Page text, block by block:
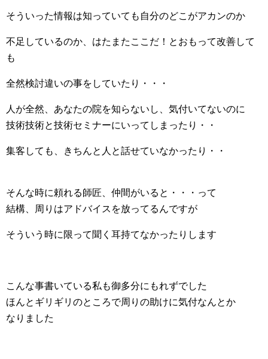
そういった情報は知っていても自分のどこがアカンのか
不足しているのか、はたまたここだ！とおもって改善して
も
全然検討違いの事をしていたり・・・
人が全然、あなたの院を知らないし、気付いてないのに
技術技術と技術セミナーにいってしまったり・・
集客しても、きちんと人と話せていなかったり・・
そんな時に頼れる師匠、仲間がいると・・・って
結構、周りはアドバイスを放ってるんですが
そういう時に限って聞く耳持てなかったりします
こんな事書いている私も御多分にもれずでした
ほんとギリギリのところで周りの助けに気付なんとか
なりました